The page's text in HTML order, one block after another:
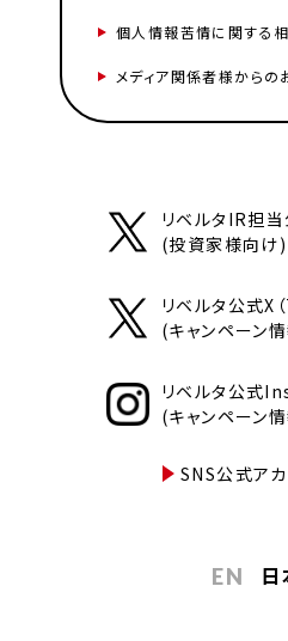
個人情報苦情に関する
メディア関係者様から
リベルタIR担
(投資家様向け)
リベルタ公式X
(キャンペーン
リベルタ公式
(キャンペーン
SNS公式ア
EN 日